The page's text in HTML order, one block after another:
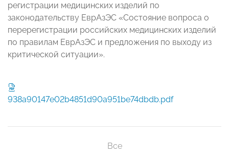
регистрации медицинских изделий по
законодательству ЕврАзЭС «Состояние вопроса о
перерегистрации российских медицинских изделий
по правилам ЕврАзЭС и предложения по выходу из
критической ситуации».
938a90147e02b4851d90a951be74dbdb.pdf
Все